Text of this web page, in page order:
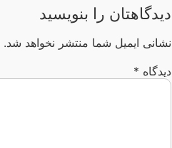
دیدگاهتان را بنویسید
نشانی ایمیل شما منتشر نخواهد شد.
دیدگاه *